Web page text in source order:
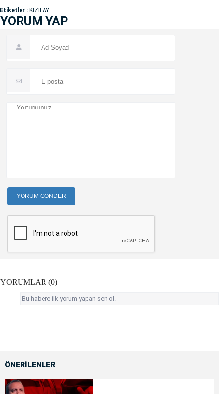
Etiketler : KIZILAY
YORUM YAP
YORUM GÖNDER
YORUMLAR (0)
Bu habere ilk yorum yapan sen ol.
ÖNERİLENLER